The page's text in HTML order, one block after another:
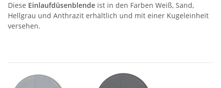
Diese Einlaufdüsenblende ist in den Farben Weiß, Sand,
Hellgrau und Anthrazit erhältlich und mit einer Kugeleinheit
versehen.